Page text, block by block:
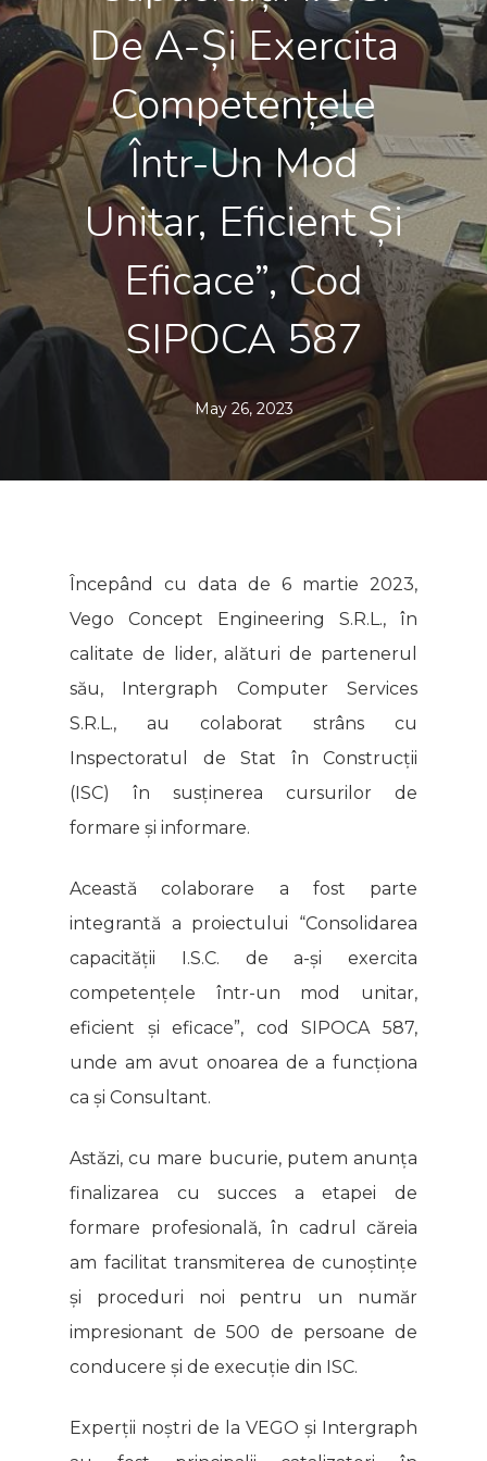
De A-Și Exercita
Competențele
Într-Un Mod
Unitar, Eficient Și
Eficace”, Cod
SIPOCA 587
May 26, 2023
Începând cu data de 6 martie 2023,
Vego Concept Engineering S.R.L., în
calitate de lider, alături de partenerul
său, Intergraph Computer Services
S.R.L., au colaborat strâns cu
Inspectoratul de Stat în Construcții
(ISC) în susținerea cursurilor de
formare și informare.
Această colaborare a fost parte
integrantă a proiectului “Consolidarea
capacității I.S.C. de a-și exercita
competențele într-un mod unitar,
eficient și eficace”, cod SIPOCA 587,
unde am avut onoarea de a funcționa
ca și Consultant.
Astăzi, cu mare bucurie, putem anunța
finalizarea cu succes a etapei de
formare profesională, în cadrul căreia
am facilitat transmiterea de cunoștințe
și proceduri noi pentru un număr
impresionant de 500 de persoane de
conducere și de execuție din ISC.
Experții noștri de la VEGO și Intergraph